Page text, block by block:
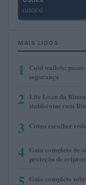
(USDEX)
MAIS LIDOS
1
Cold wallets:
segurança
2 Lite Loan da
stablecoins com
3 Como escolher
4 Guia completo de
proteção de
5 Guia completo